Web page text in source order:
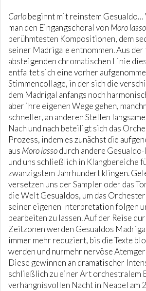
Carlobeginnt mit reinstem Gesualdo…
man den Eingangschoral von Moro lasso
berühmtesten Kompositionen, dem
seiner Madrigale entnommen. Aus der
absteigenden chromatischen Linie
entfaltet sich eine vorher
Stimmencollage, in der sich die
dem Madrigal anfangs noch
aber ihre eigenen Wege gehen,
schneller, an anderen Stellen
Nach und nach beteiligt sich das
Prozess, indem es zunächst die
aus Moro lassodurch andere
und uns schließlich in Klangbereiche
zwanzigstem Jahrhundert klingen.
versetzen uns der Sampler oder das
die Welt Gesualdos, um das
seiner eigenen Interpretation folgen
bearbeiten zu lassen. Auf der Reise
Zeitzonen werden Gesualdos
immer mehr reduziert, bis die Texte
werden und nurmehr nervöse
Diese gewinnen an dramatischer
schließlich zu einer Art orchestralem
verhängnisvollen Nacht in Neapel am